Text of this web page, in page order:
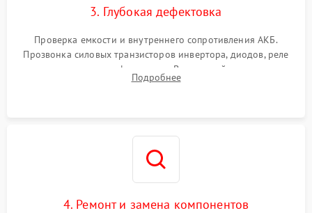
3. Глубокая дефектовка
Проверка емкости и внутреннего сопротивления АКБ.
Прозвонка силовых транзисторов инвертора, диодов, реле
переключения и трансформатора. Визуальный поиск вздутых
конденсаторов и прогаров на печатной плате.
Подробнее
4. Ремонт и замена компонентов